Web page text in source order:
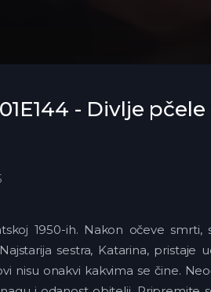
- Divlje pčele
1950-ih. Nakon očeve smrti,
sestra, Katarina, pristaje
nisu onakvi kakvima se čine.